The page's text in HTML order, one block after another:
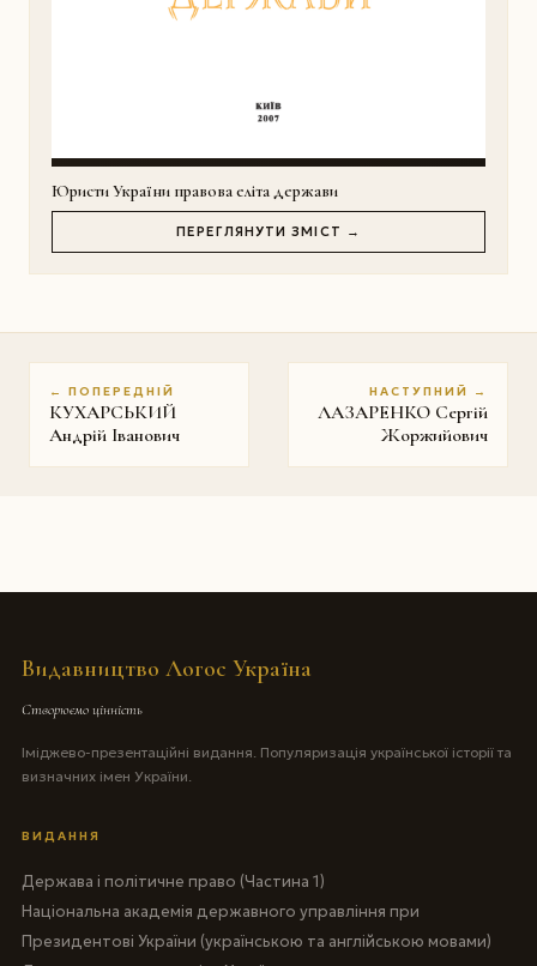
Юристи України правова еліта держави
ПЕРЕГЛЯНУТИ ЗМІСТ →
← ПОПЕРЕДНІЙ
КУХАРСЬКИЙ
Андрій Іванович
НАСТУПНИЙ →
ЛАЗАРЕНКО Сергій
Жоржийович
Видавництво Логос Україна
Створюємо цінність
Іміджево-презентаційні видання. Популяризація української історії та
визначних імен України.
ВИДАННЯ
Держава і політичне право (Частина 1)
Національна академія державного управління при
Президентові України (українською та англійською мовами)